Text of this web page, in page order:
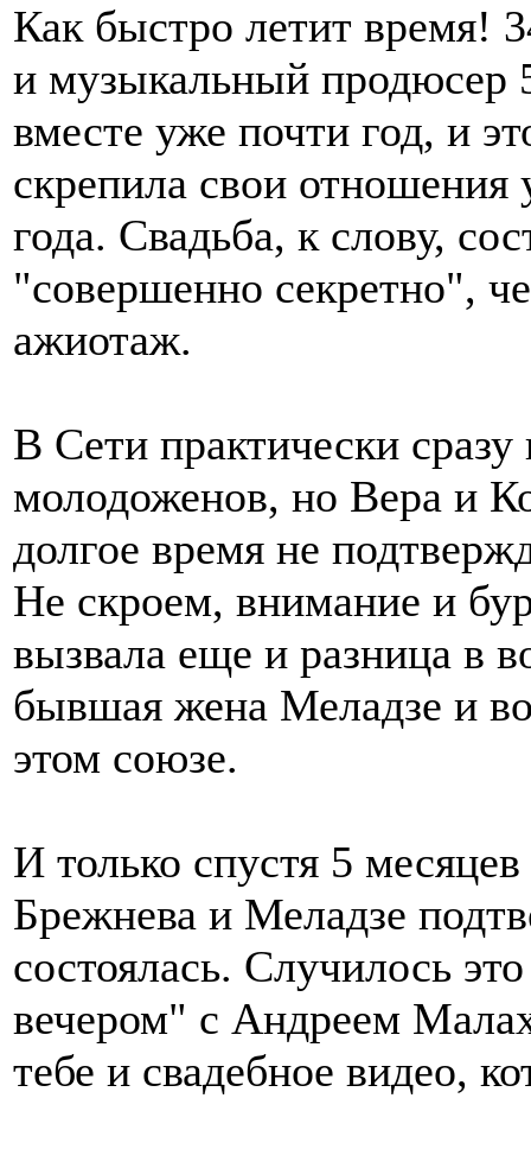
Как быстро летит время!
и музыкальный продюсер
вместе уже почти год, и
скрепила свои отношения
года. Свадьба, к слову,
"совершенно секретно",
ажиотаж.
В Сети практически
молодоженов, но Вера и
долгое время не
Не скроем, внимание и
вызвала еще и разница в
бывшая жена Меладзе и
этом союзе.
И только спустя 5
Брежнева и Меладзе
состоялась. Случилось
вечером" с Андреем
тебе и свадебное видео,